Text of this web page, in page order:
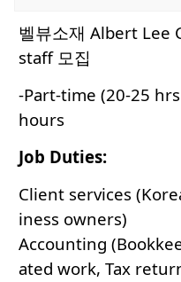
벨뷰소재 Albert Lee
staff 모집
-Part-time (20-25
hours
Job Duties:
Client services
iness owners)
Accounting
ated work, Tax